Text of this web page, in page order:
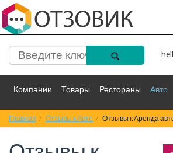
Компании Товары Рестораны Авто
Спорт Фильмы Деньги Путешествия
Красота Здоровье
Главная Отзывы к Авто Отзывы к Аренда